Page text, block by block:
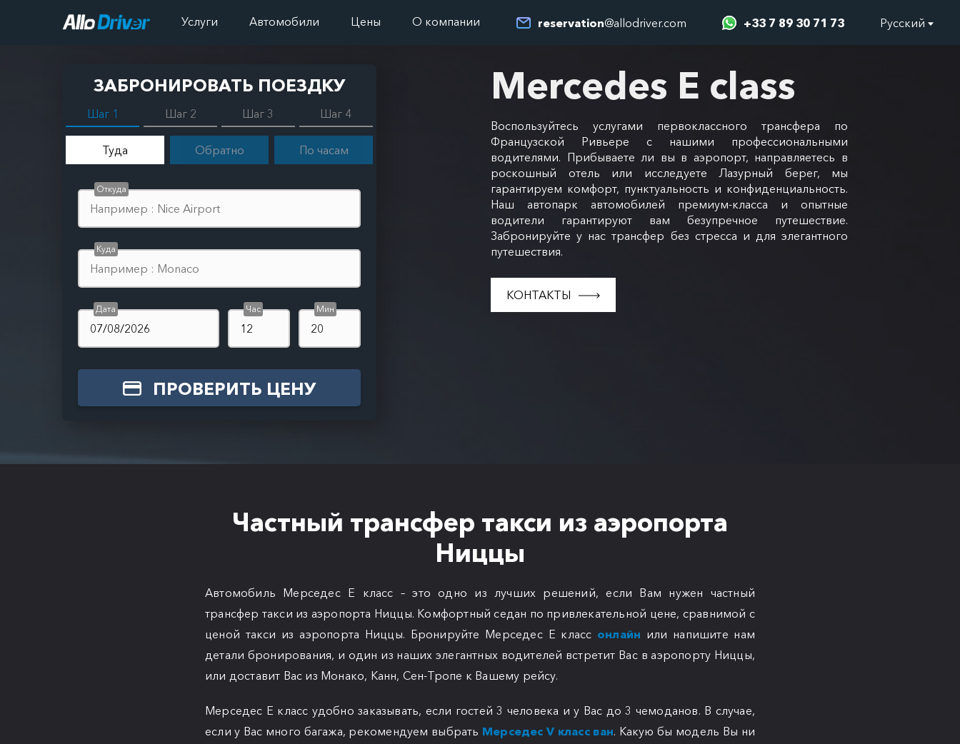
Услуги Автомобили Цены О компании reservation@allodriver.com +33 7 89 30 71 73 Русский
ЗАБРОНИРОВАТЬ ПОЕЗДКУ
Шаг 1 Шаг 2 Шаг 3 Шаг 4
Туда Обратно По часам
Откуда
Куда
Дата Час Мин
ПРОВЕРИТЬ ЦЕНУ
Mercedes E class
Воспользуйтесь услугами первоклассного трансфера по
Французской Ривьере с нашими профессиональными
водителями. Прибываете ли вы в аэропорт, направляетесь в
роскошный отель или исследуете Лазурный берег, мы
гарантируем комфорт, пунктуальность и конфиденциальность.
Наш автопарк автомобилей премиум-класса и опытные
водители гарантируют вам безупречное путешествие.
Забронируйте у нас трансфер без стресса и для элегантного
путешествия.
КОНТАКТЫ
Частный трансфер такси из аэропорта
Ниццы
Автомобиль Мерседес Е класс – это одно из лучших решений, если Вам нужен частный
трансфер такси из аэропорта Ниццы. Комфортный седан по привлекательной цене, сравнимой с
ценой такси из аэропорта Ниццы. Бронируйте Мерседес Е класс онлайн или напишите нам
детали бронирования, и один из наших элегантных водителей встретит Вас в аэропорту Ниццы,
или доставит Вас из Монако, Канн, Сен-Тропе к Вашему рейсу.
Мерседес Е класс удобно заказывать, если гостей 3 человека и у Вас до 3 чемоданов. В случае,
если у Вас много багажа, рекомендуем выбрать Мерседес V класс ван. Какую бы модель Вы ни